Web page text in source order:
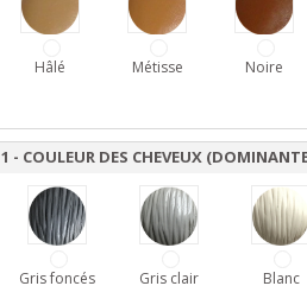
Hâlé Métisse Noire
- COULEUR DES CHEVEUX
Gris foncés Gris clair Blanc